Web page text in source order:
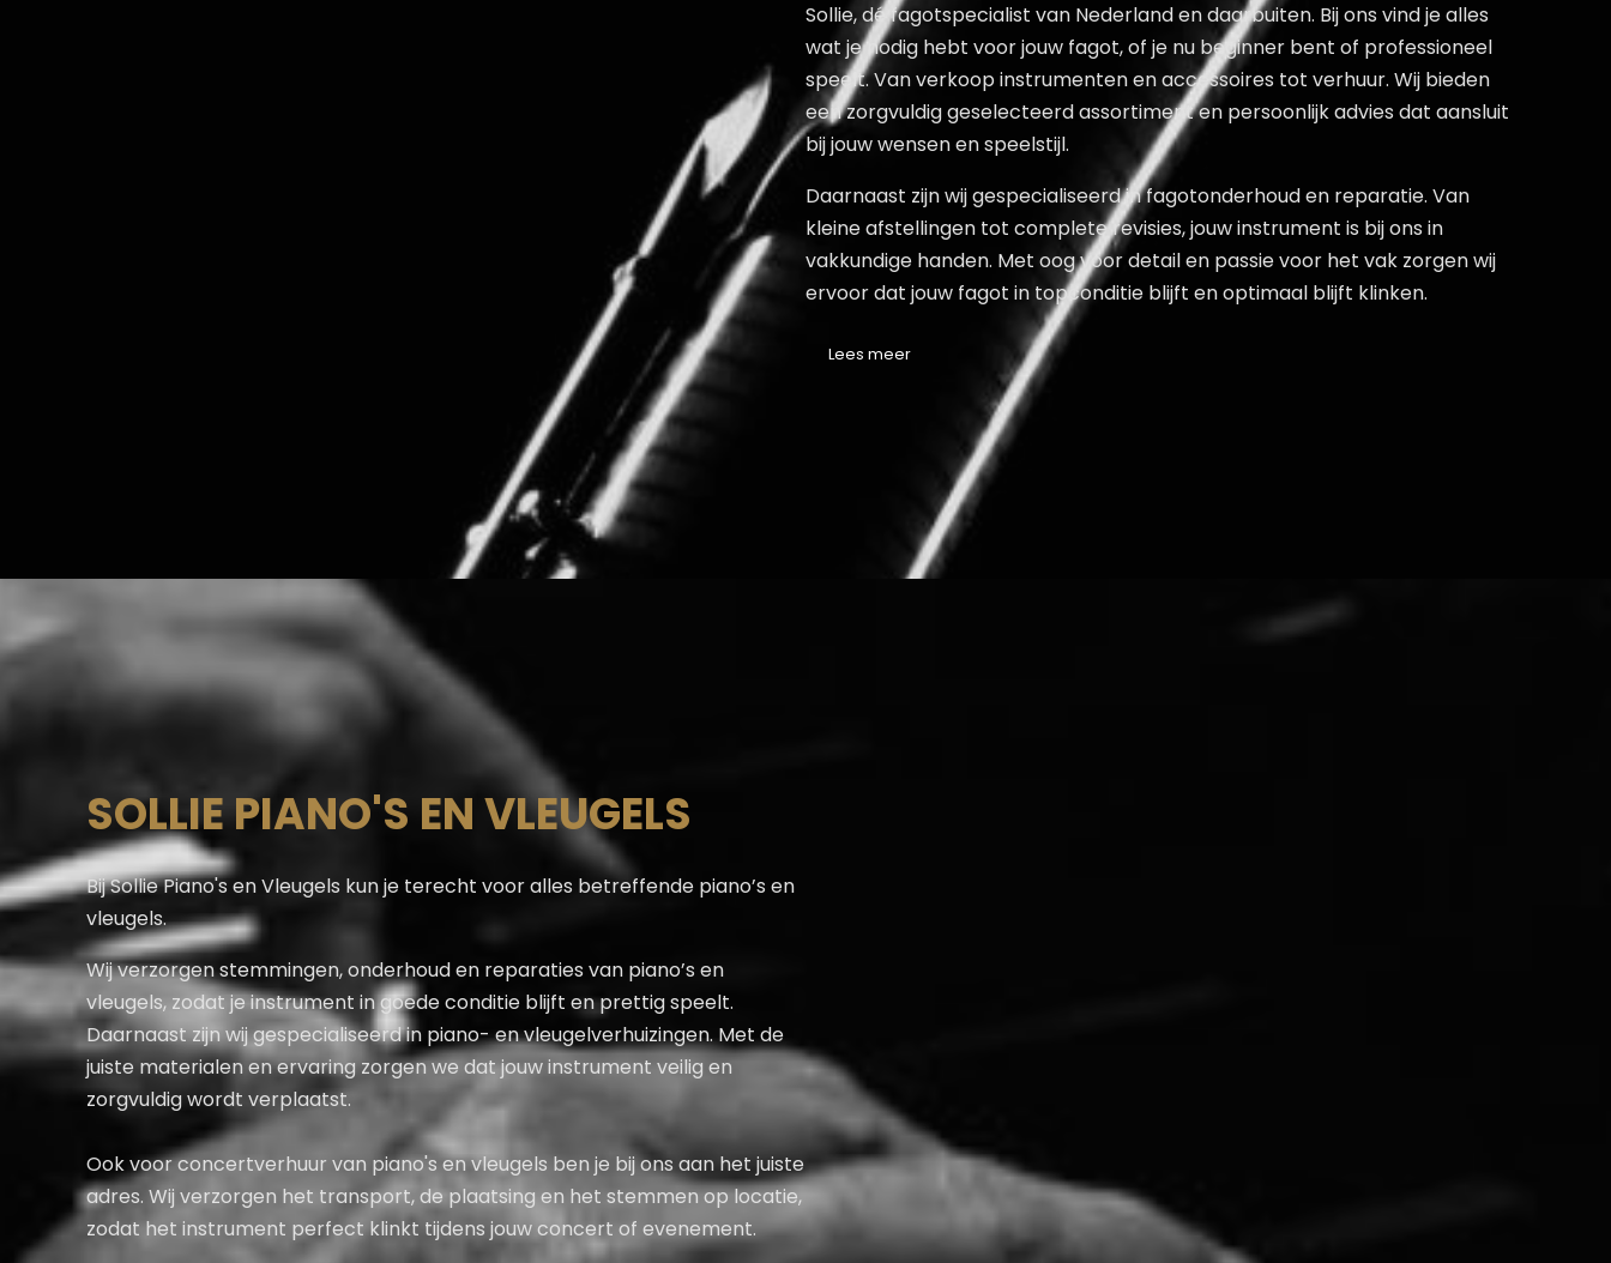
Sollie, dé fagotspecialist van Nederland en daarbuiten. Bij ons vind je alles
wat je nodig hebt voor jouw fagot, of je nu beginner bent of professioneel
speelt. Van verkoop instrumenten en accessoires tot verhuur. Wij bieden
een zorgvuldig geselecteerd assortiment en persoonlijk advies dat aansluit
bij jouw wensen en speelstijl.
Daarnaast zijn wij gespecialiseerd in fagotonderhoud en reparatie. Van
kleine afstellingen tot complete revisies, jouw instrument is bij ons in
vakkundige handen. Met oog voor detail en passie voor het vak zorgen wij
ervoor dat jouw fagot in topconditie blijft en optimaal blijft klinken.
Lees meer
SOLLIE PIANO'S EN VLEUGELS
Bij Sollie Piano's en Vleugels kun je terecht voor alles betreffende piano’s en
vleugels.
Wij verzorgen stemmingen, onderhoud en reparaties van piano’s en
vleugels, zodat je instrument in goede conditie blijft en prettig speelt.
Daarnaast zijn wij gespecialiseerd in piano- en vleugelverhuizingen. Met de
juiste materialen en ervaring zorgen we dat jouw instrument veilig en
zorgvuldig wordt verplaatst.
Ook voor concertverhuur van piano's en vleugels ben je bij ons aan het juiste
adres. Wij verzorgen het transport, de plaatsing en het stemmen op locatie,
zodat het instrument perfect klinkt tijdens jouw concert of evenement.